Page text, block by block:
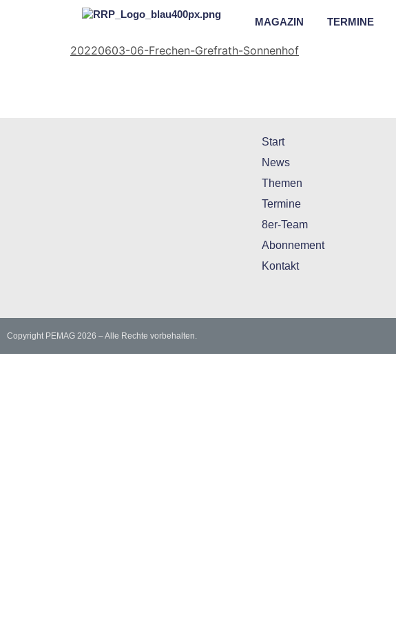
MAGAZIN TERMINE
20220603-06-Frechen-Grefrath-Sonnenhof
Start
News
Themen
Termine
8er-Team
Abonnement
Kontakt
Copyright PEMAG 2026 – Alle Rechte vorbehalten.